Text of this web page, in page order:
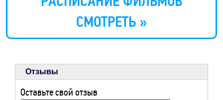
СМОТРЕТЬ »
Отзывы
Оставьте свой отзыв